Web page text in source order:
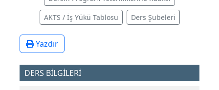
AKTS / İş Yükü Tablosu Ders Şubeleri
Yazdır
DERS BİLGİLERİ